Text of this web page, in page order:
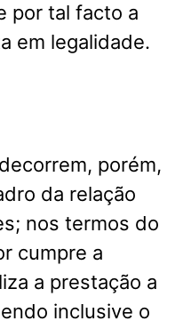
por tal facto a
em legalidade.
porém,
da relação
nos termos do
cumpre a
a prestação a
inclusive o